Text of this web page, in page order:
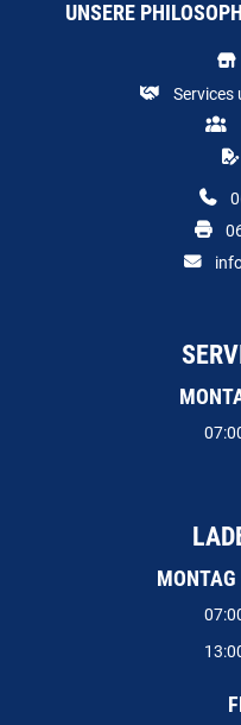
UNSERE
Services